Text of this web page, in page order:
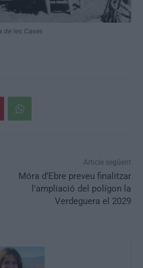
de les Cases
Article següent
Móra d’Ebre preveu finalitzar
l’ampliació del polígon la
Verdeguera el 2029